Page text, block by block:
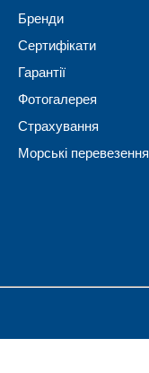
Бренди
Сертифікати
Гарантії
Фотогалерея
Страхування
Морські перевезення